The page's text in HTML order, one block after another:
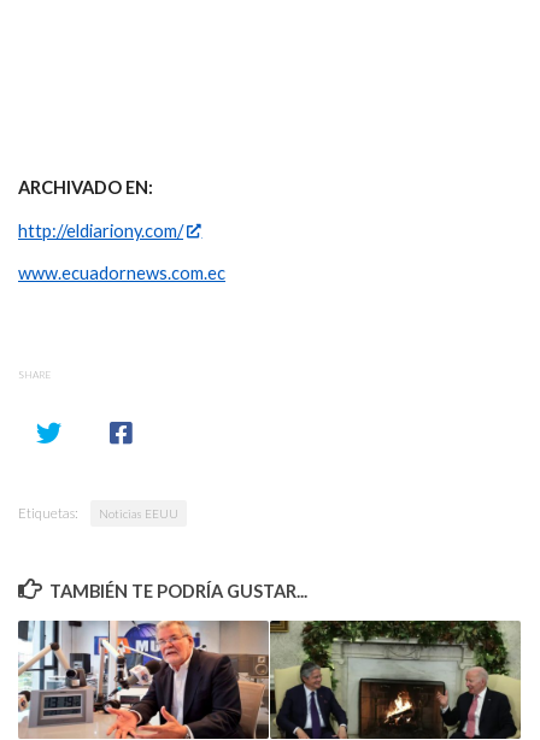
ARCHIVADO EN:
http://eldiariony.com/
www.ecuadornews.com.ec
SHARE
Etiquetas: Noticias EEUU
TAMBIÉN TE PODRÍA GUSTAR...